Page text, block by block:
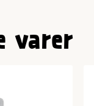
varer